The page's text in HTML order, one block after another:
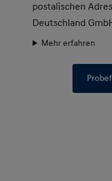
postalischen
Deutschland
Mehr erfahren